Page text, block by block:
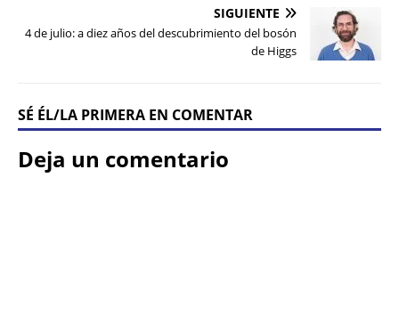
SIGUIENTE
4 de julio: a diez años del descubrimiento del bosón
de Higgs
SÉ ÉL/LA PRIMERA EN COMENTAR
Deja un comentario